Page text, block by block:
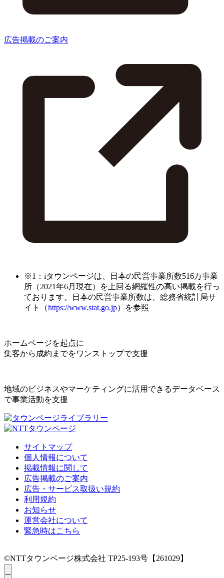
広告掲載のご案内
※1：iタウンページは、日本の民営事業所数516万事業
所（2021年6月現在）を上回る網羅性の高い掲載を行っ
ております。日本の民営事業所数は、総務省統計局サ
イト（https://www.stat.go.jp）を参照
ホームページを起点に
集客から成約までをワンストップで支援
地域のビジネスやマーケティングに活用できるデータベース
で事業活動を支援
サイトマップ
個人情報について
掲載情報に関して
広告掲載のご案内
広告・サービス取扱い規約
利用規約
お知らせ
運営会社について
緊急時はこちら
©NTTタウンページ株式会社 TP25-193号【261029】